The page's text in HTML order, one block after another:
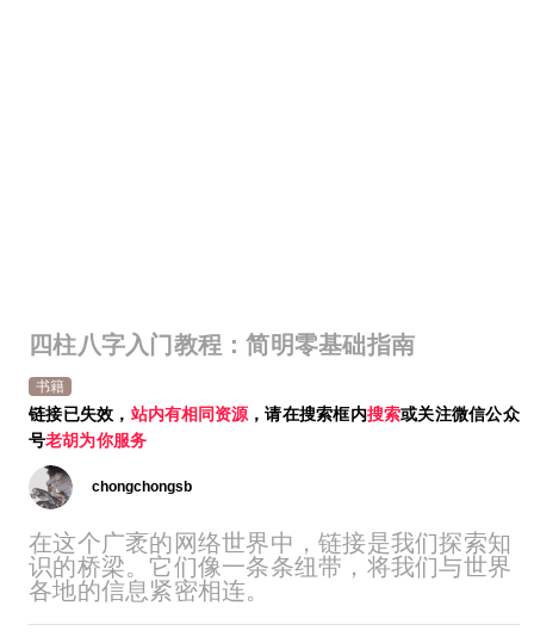
四柱八字入门教程：简明零基础指南
书籍
链接已失效， 站内有相同资源 ，请在搜索框内搜索或关注微信公众
号老胡为你服务
chongchongsb
在这个广袤的网络世界中，链接是我们探索知
识的桥梁。它们像一条条纽带，将我们与世界
各地的信息紧密相连。